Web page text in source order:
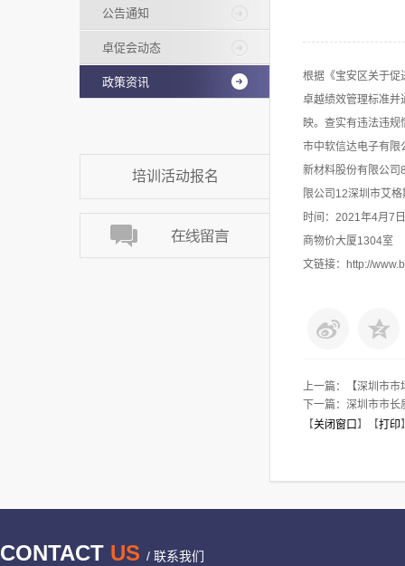
公告通知
卓促会动态
政策资讯
培训活动报名
根据《宝安区关于促
卓越绩效管理标准并
映。查实有违法违
市中软信达电子有限
新材料股份有限公司
限公司12深圳市艾
时间：2021年4月7
商物价大厦1304
文链接：http://
上一篇：
【深圳市
下一篇： 深圳市市长
【关闭窗口 】【打印
CONTACT US / 联系我们